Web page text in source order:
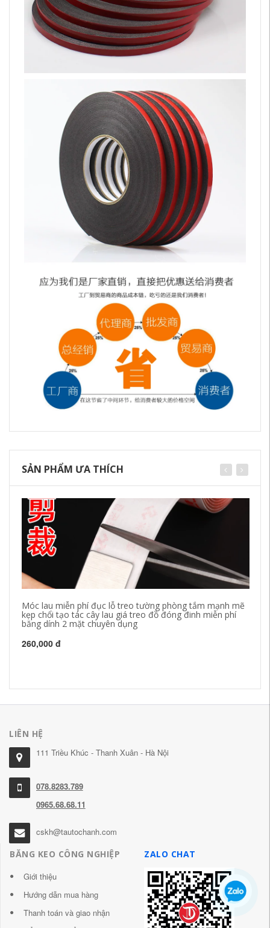
SẢN PHẨM ƯA THÍCH
Móc lau miễn phí đục lỗ treo tường phòng tắm mạnh mẽ
kẹp chổi tạo tác cây lau giá treo đồ đóng đinh miễn phí
băng dính 2 mặt chuyên dụng
260,000 đ
LIÊN HỆ
111 Triều Khúc - Thanh Xuân - Hà Nội
078.8283.789
0965.68.68.11
cskh@tautochanh.com
BĂNG KEO CÔNG NGHIỆP
Giới thiệu
Hướng dẫn mua hàng
Thanh toán và giao nhận
ZALO CHAT